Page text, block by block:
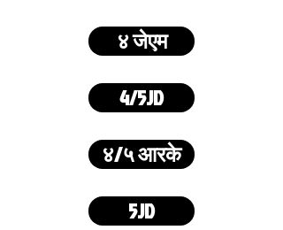
४ जेएम
4/5JD
४/५ आरके
5JD